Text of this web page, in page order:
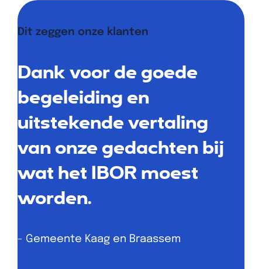
Dit zeggen onze klanten
Dank voor de goede
begeleiding en
uitstekende vertaling
van onze gedachten bij
wat het IBOR moest
worden.
- Gemeente Kaag en Braassem